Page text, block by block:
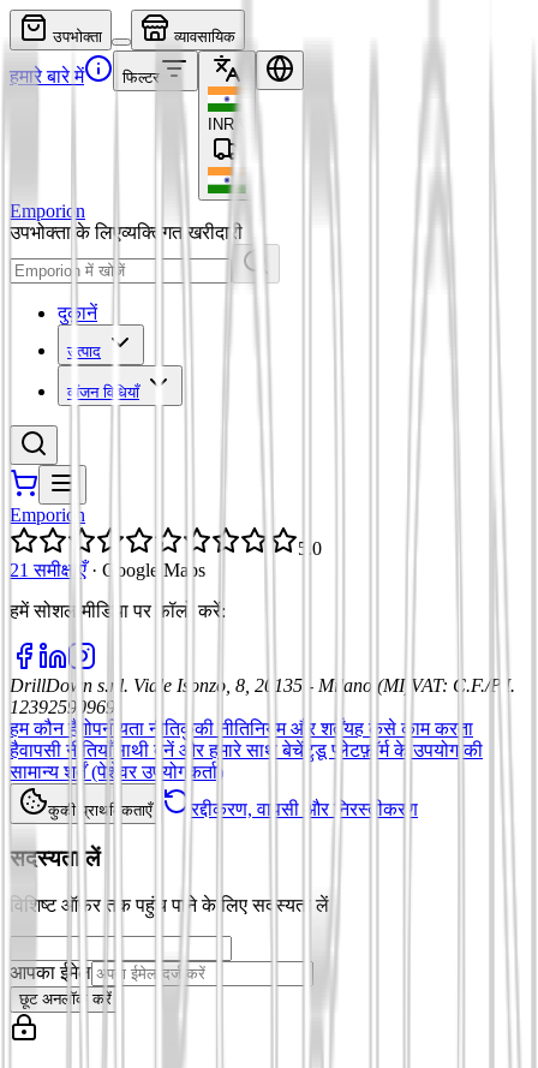
उपभोक्ता व्यावसायिक
हमारे बारे में फिल्टर
INR
Emporion
उपभोक्ता के लिएव्यक्तिगत खरीदारी
दुकानें
उत्पाद
व्यंजन विधियाँ
Emporion
5.0
21 समीक्षाएँ · Google Maps
हमें सोशल मीडिया पर फॉलो करें:
DrillDown s.r.l. Viale Isonzo, 8, 20135 - Milano (MI) VAT: C.F./P.I.
12392590969
हम कौन हैं गोपनीयता नीतिकुकी नीतिनियम और शर्तेंयह कैसे काम करता
हैवापसी नीतियाँसाथी बनें और हमारे साथ बेचें टुडू प्लेटफ़ॉर्म के उपयोग की
सामान्य शर्तें (पेशेवर उपयोगकर्ता)
कुकी प्राथमिकताएँ रद्दीकरण, वापसी और निरस्तीकरण
सदस्यता लें
विशिष्ट ऑफ़र तक पहुंच पाने के लिए सदस्यता लें
आपका ईमेल
छूट अनलॉक करें